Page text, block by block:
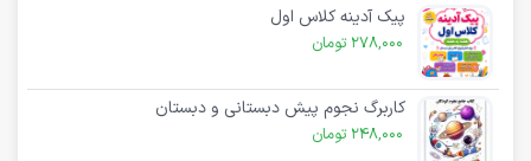
پیک آدینه کلاس اول
278,000 تومان
کاربرگ نجوم پیش دبستانی و دبستان
248,000 تومان